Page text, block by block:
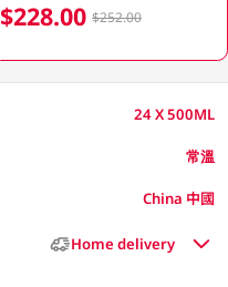
$228.00 $252.00
24 X 500ML
常溫
China 中國
Home delivery